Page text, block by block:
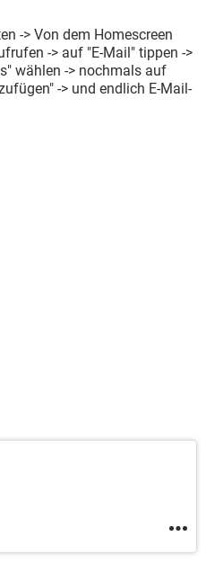
-> Von dem Homescreen
-> auf "E-Mail" tippen ->
wählen -> nochmals auf
-> und endlich E-Mail-